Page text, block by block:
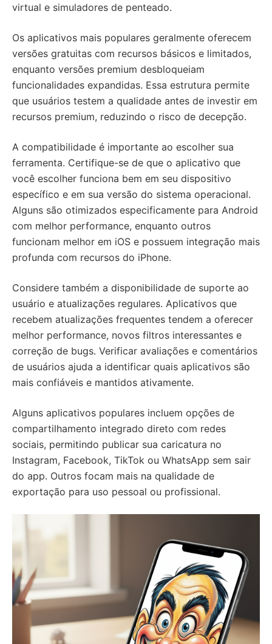
virtual e simuladores de penteado.
Os aplicativos mais populares geralmente oferecem
versões gratuitas com recursos básicos e limitados,
enquanto versões premium desbloqueiam
funcionalidades expandidas. Essa estrutura permite
que usuários testem a qualidade antes de investir em
recursos premium, reduzindo o risco de decepção.
A compatibilidade é importante ao escolher sua
ferramenta. Certifique-se de que o aplicativo que
você escolher funciona bem em seu dispositivo
específico e em sua versão do sistema operacional.
Alguns são otimizados especificamente para Android
com melhor performance, enquanto outros
funcionam melhor em iOS e possuem integração mais
profunda com recursos do iPhone.
Considere também a disponibilidade de suporte ao
usuário e atualizações regulares. Aplicativos que
recebem atualizações frequentes tendem a oferecer
melhor performance, novos filtros interessantes e
correção de bugs. Verificar avaliações e comentários
de usuários ajuda a identificar quais aplicativos são
mais confiáveis e mantidos ativamente.
Alguns aplicativos populares incluem opções de
compartilhamento integrado direto com redes
sociais, permitindo publicar sua caricatura no
Instagram, Facebook, TikTok ou WhatsApp sem sair
do app. Outros focam mais na qualidade de
exportação para uso pessoal ou profissional.